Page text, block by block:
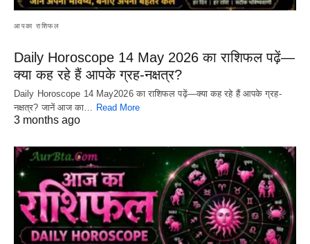
आपका राशिफल
Daily Horoscope 14 May 2026 का राशिफल पढ़ें—
क्या कह रहे हैं आपके ग्रह-नक्षत्र?
Daily Horoscope 14 May2026 का राशिफल पढ़ें—क्या कह रहे हैं आपके ग्रह-
नक्षत्र? जानें आज का… Read More
3 months ago